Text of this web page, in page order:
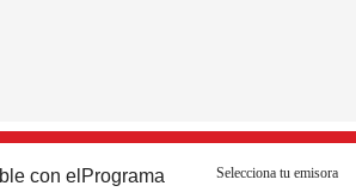
con el Programa Selecciona tu emisora